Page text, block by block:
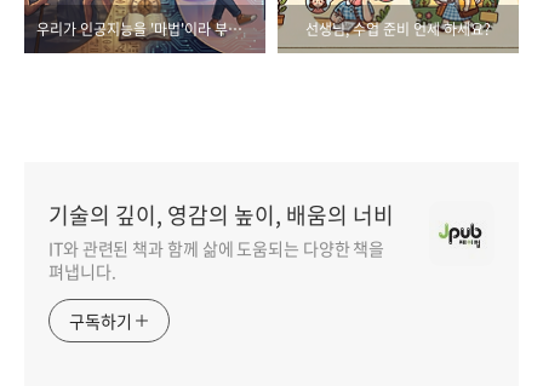
우리가 인공지능을 '마법'이라 부를 때 일어나는 일들 선생님, 수업 준비 언제 하세요?
기술의 깊이, 영감의 높이, 배움의 너비
IT와 관련된 책과 함께 삶에 도움되는 다양한 책을
펴냅니다.
구독하기